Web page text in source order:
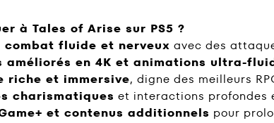
à Tales of Arise sur PS5 ?
combat fluide et nerveux avec des
améliorés en 4K et animations ultra-
riche et immersive, digne des meilleurs
charismatiques et interactions profondes
et contenus additionnels pour